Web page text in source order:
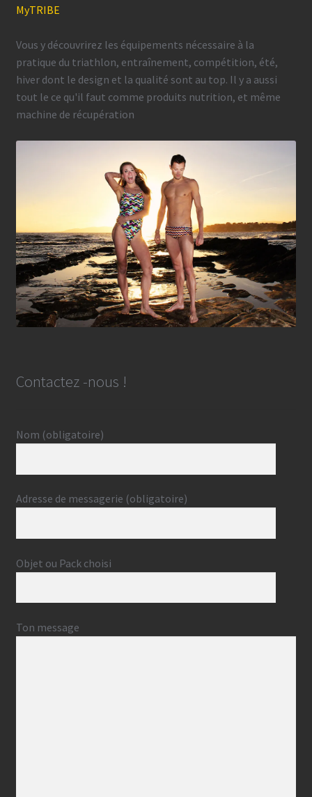
MyTRIBE
Vous y découvrirez les équipements nécessaire à la
pratique du triathlon, entraînement, compétition, été,
hiver dont le design et la qualité sont au top. Il y a aussi
tout le ce qu'il faut comme produits nutrition, et même
machine de récupération
Contactez -nous !
Nom (obligatoire)
Adresse de messagerie (obligatoire)
Objet ou Pack choisi
Ton message